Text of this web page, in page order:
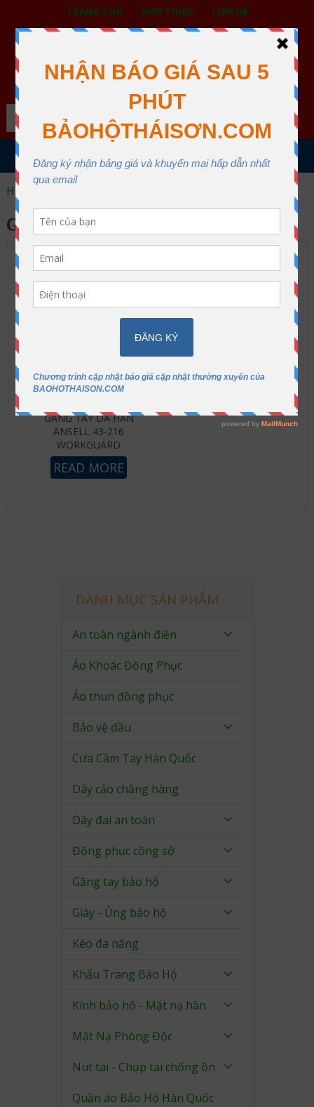
TRANG CHỦ GIỚI THIỆU LIÊN HỆ
BẢO HỘ LAO ĐỘNG THÁI SƠN
XƯỞNG MAY THÁI SƠN QUẬN 12
Search
MENU
Home
GĂNG TAY ANSELL 43-216
GĂNG TAY DA HÀN
ANSELL 43-216
WORKGUARD
READ MORE
DANH MỤC SẢN PHẨM
An toàn ngành điện
Áo Khoác Đồng Phục
Áo thun đồng phục
Bảo vệ đầu
Cưa Cầm Tay Hàn Quốc
Dây cảo chằng hàng
Dây đai an toàn
Đồng phục công sở
Găng tay bảo hộ
Giày - Ủng bảo hộ
Kéo đa năng
Khẩu Trang Bảo Hộ
Kính bảo hộ - Mặt nạ hàn
Mặt Nạ Phòng Độc
Nút tai - Chụp tai chống ồn
Quần áo Bảo Hộ Hàn Quốc